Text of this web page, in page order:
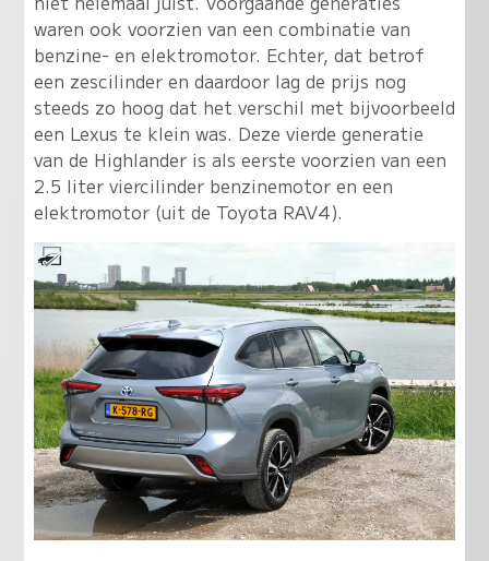
waren ook voorzien van een combinatie van
benzine- en elektromotor. Echter, dat betrof
een zescilinder en daardoor lag de prijs nog
steeds zo hoog dat het verschil met bijvoorbeeld
een Lexus te klein was. Deze vierde generatie
van de Highlander is als eerste voorzien van een
2.5 liter viercilinder benzinemotor en een
elektromotor (uit de Toyota RAV4).